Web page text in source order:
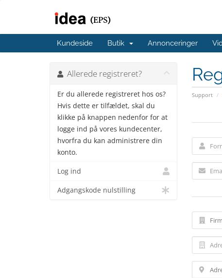
Kundeside Butik Annonceringer
Support
Allerede registreret?
Er du allerede registreret hos os?
Hvis dette er tilfældet, skal du
klikke på knappen nedenfor for at
logge ind på vores kundecenter,
hvorfra du kan administrere din
konto.
Log ind
Adgangskode nulstilling